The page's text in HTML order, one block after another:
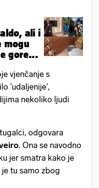
ali i
mogu
gore...
vjenčanje s
'udaljenije',
nekoliko ljudi
odgovara
. Ona se navodno
jer smatra kako je
tu samo zbog